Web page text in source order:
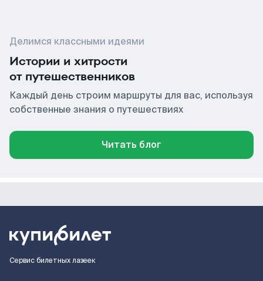
Делимся классными идеями
Истории и хитрости
от путешественников
Каждый день строим маршруты для вас, используя
собственные знания о путешествиях
Читать блог
Сервис билетных лазеек